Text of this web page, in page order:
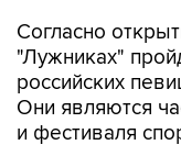
Согласно
"Лужниках"
российских
Они являются
и фестиваля